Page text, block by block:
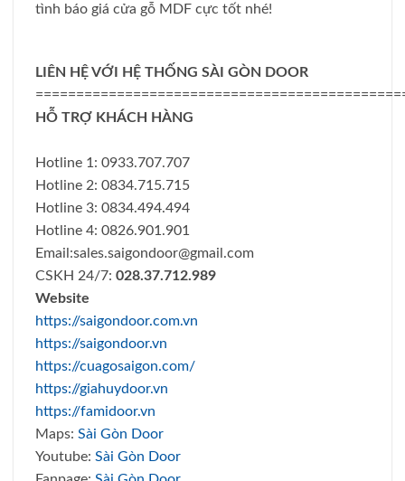
tình báo giá cửa gỗ MDF cực tốt nhé!
LIÊN HỆ VỚI HỆ THỐNG SÀI GÒN DOOR
HỖ TRỢ KHÁCH HÀNG
Hotline 1: 0933.707.707
Hotline 2: 0834.715.715
Hotline 3: 0834.494.494
Hotline 4: 0826.901.901
Email:sales.saigondoor@gmail.com
CSKH 24/7: 028.37.712.989
Website
https://saigondoor.com.vn
https://saigondoor.vn
https://cuagosaigon.com/
https://giahuydoor.vn
https://famidoor.vn
Maps: Sài Gòn Door
Youtube: Sài Gòn Door